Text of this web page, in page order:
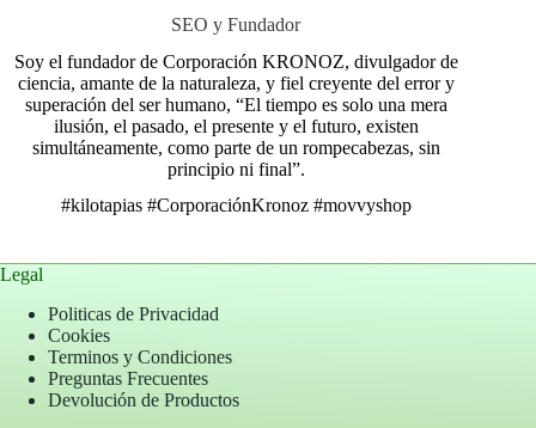
SEO y Fundador
Soy el fundador de Corporación KRONOZ, divulgador de
ciencia, amante de la naturaleza, y fiel creyente del error y
superación del ser humano, “El tiempo es solo una mera
ilusión, el pasado, el presente y el futuro, existen
simultáneamente, como parte de un rompecabezas, sin
principio ni final”.
#kilotapias #CorporaciónKronoz #movvyshop
Legal
Politicas de Privacidad
Cookies
Terminos y Condiciones
Preguntas Frecuentes
Devolución de Productos